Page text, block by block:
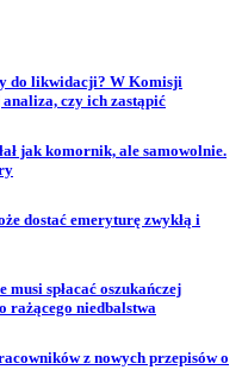
z
do likwidacji? W Komisji
czy ich zastąpić
jak komornik, ale samowolnie.
dostać emeryturę zwykłą i
musi spłacać oszukańczej
rażącego niedbalstwa
z nowych przepisów o